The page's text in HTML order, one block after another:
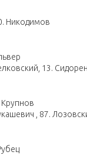
Никодимов
13.
Крупнов
87.